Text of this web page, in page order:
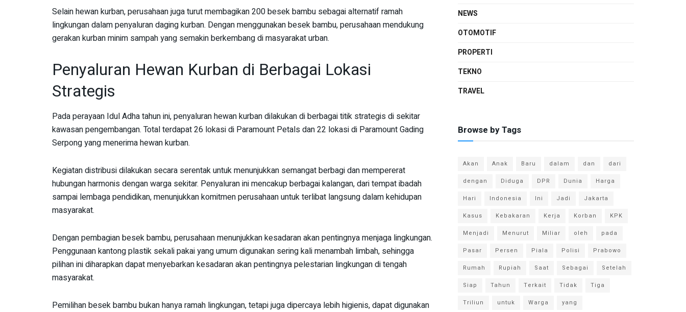
Selain hewan kurban, perusahaan juga turut membagikan 200 besek bambu sebagai alternatif ramah
lingkungan dalam penyaluran daging kurban. Dengan menggunakan besek bambu, perusahaan mendukung
gerakan kurban minim sampah yang semakin berkembang di masyarakat urban.
Penyaluran Hewan Kurban di Berbagai Lokasi
Strategis
Pada perayaan Idul Adha tahun ini, penyaluran hewan kurban dilakukan di berbagai titik strategis di sekitar
kawasan pengembangan. Total terdapat 26 lokasi di Paramount Petals dan 22 lokasi di Paramount Gading
Serpong yang menerima hewan kurban.
Kegiatan distribusi dilakukan secara serentak untuk menunjukkan semangat berbagi dan mempererat
hubungan harmonis dengan warga sekitar. Penyaluran ini mencakup berbagai kalangan, dari tempat ibadah
sampai lembaga pendidikan, menunjukkan komitmen perusahaan untuk terlibat langsung dalam kehidupan
masyarakat.
Dengan pembagian besek bambu, perusahaan menunjukkan kesadaran akan pentingnya menjaga lingkungan.
Penggunaan kantong plastik sekali pakai yang umum digunakan sering kali menambah limbah, sehingga
pilihan ini diharapkan dapat menyebarkan kesadaran akan pentingnya pelestarian lingkungan di tengah
masyarakat.
Pemilihan besek bambu bukan hanya ramah lingkungan, tetapi juga dipercaya lebih higienis, dapat digunakan
NEWS
OTOMOTIF
PROPERTI
TEKNO
TRAVEL
Browse by Tags
Akan Anak Baru dalam dan
dari
dengan
Diduga DPR Dunia
Harga
Hari
Indonesia Ini Jadi
Jakarta
Kasus
Kebakaran Kerja Korban
KPK
Menjadi
Menurut Miliar oleh
pada
Pasar
Persen Piala Polisi
Prabowo
Rumah
Rupiah Saat Sebagai
Setelah
Siap
Tahun Terkait Tidak
Tiga
Triliun
untuk Warga yang